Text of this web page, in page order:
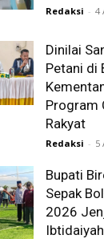
Redaksi - 4
Dinilai
Petani di
Program
Rakyat
Redaksi - 5
Bupati
Sepak
2026
Ibtidaiyah